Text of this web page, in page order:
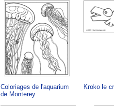
Coloriages de l'aquarium
de Monterey
Kroko le